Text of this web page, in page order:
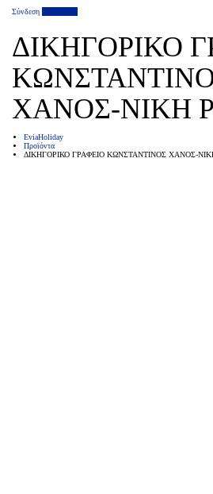
Σύνδεση
ΔΙΚΗΓΟΡΙΚΟ
ΧΑΝΟΣ-ΝΙΚΗ
EviaHoliday
Προϊόντα
ΔΙΚΗΓΟΡΙΚΟ ΓΡΑΦΕΙΟ ΚΩΝΣΤΑΝΤΙΝΟΣ ΧΑΝΟΣ-